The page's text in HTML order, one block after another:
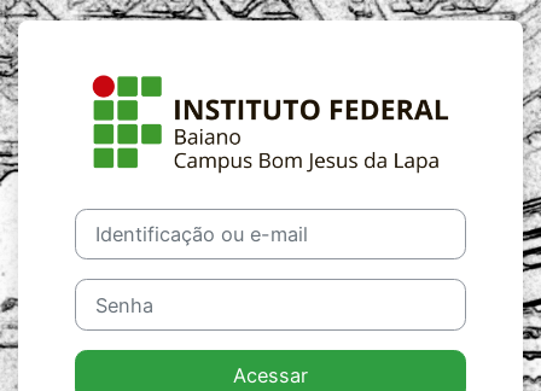
Ir para o conteúdo principal
Acesso a
Identificação ou e-mail
Senha
Acessar